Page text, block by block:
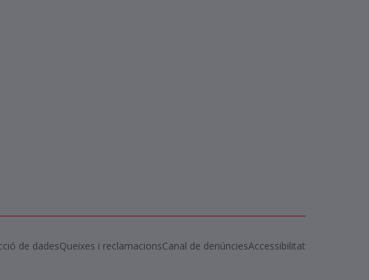
de dadesQueixes i reclamacionsCanal de denúnciesAccessibilitat